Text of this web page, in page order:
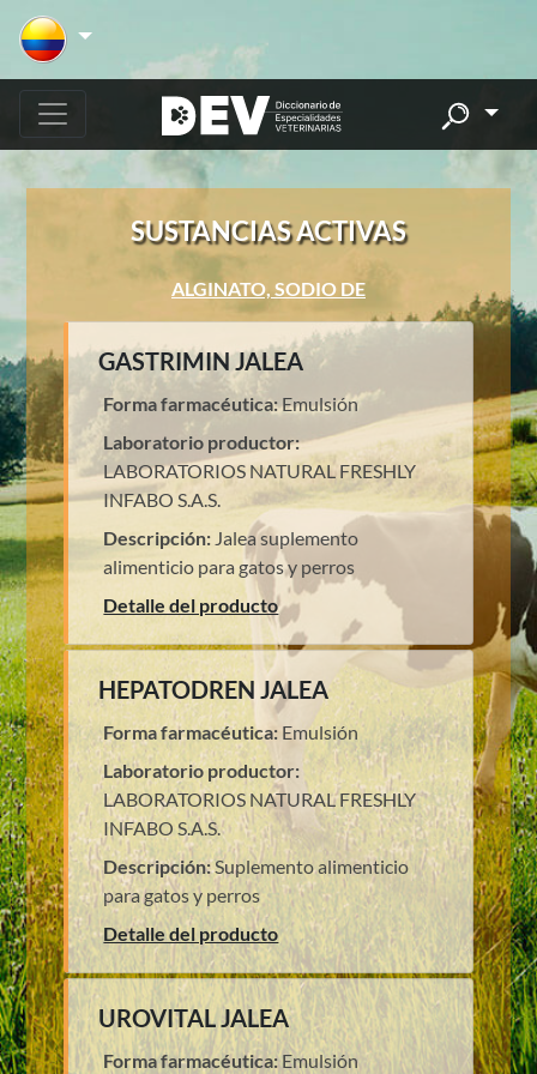
SUSTANCIAS ACTIVAS
ALGINATO, SODIO DE
GASTRIMIN JALEA
Forma farmacéutica:Emulsión
Laboratorio productor:
LABORATORIOS NATURAL FRESHLY
INFABO S.A.S.
Descripción: Jalea suplemento
alimenticio para gatos y perros
Detalle del producto
HEPATODREN JALEA
Forma farmacéutica: Emulsión
Laboratorio productor:
LABORATORIOS NATURAL FRESHLY
INFABO S.A.S.
Descripción:Suplemento alimenticio
para gatos y perros
Detalle del producto
UROVITAL JALEA
Forma farmacéutica:Emulsión